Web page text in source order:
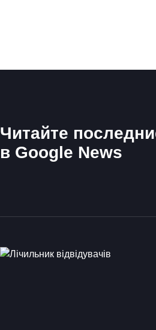
Читайте
в Google News